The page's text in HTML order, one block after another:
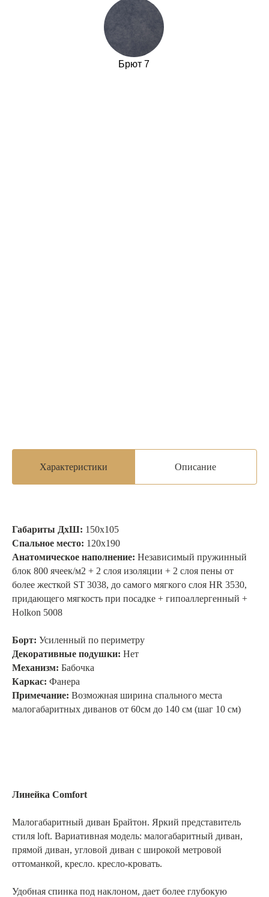
Брют 7
Характеристики Описание
Габариты ДхШ: 150х105
Спальное место: 120х190
Анатомическое наполнение: Независимый пружинный
блок 800 ячеек/м2 + 2 слоя изоляции + 2 слоя пены от
более жесткой ST 3038, до самого мягкого слоя HR 3530,
придающего мягкость при посадке + гипоаллергенный +
Holkon 5008
Борт: Усиленный по периметру
Декоративные подушки: Нет
Механизм: Бабочка
Каркас: Фанера
Примечание: Возможная ширина спального места
малогабаритных диванов от 60см до 140 см (шаг 10 см)
Линейка Comfort
Малогабаритный диван Брайтон. Яркий представитель
стиля loft. Вариативная модель: малогабаритный диван,
прямой диван, угловой диван с широкой метровой
оттоманкой, кресло. кресло-кровать.
Удобная спинка под наклоном, дает более глубокую